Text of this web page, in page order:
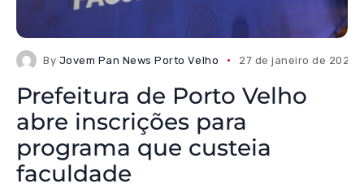
By Jovem Pan News Porto Velho 27 de janeiro de 2026
Prefeitura de Porto Velho
abre inscrições para
programa que custeia
faculdade